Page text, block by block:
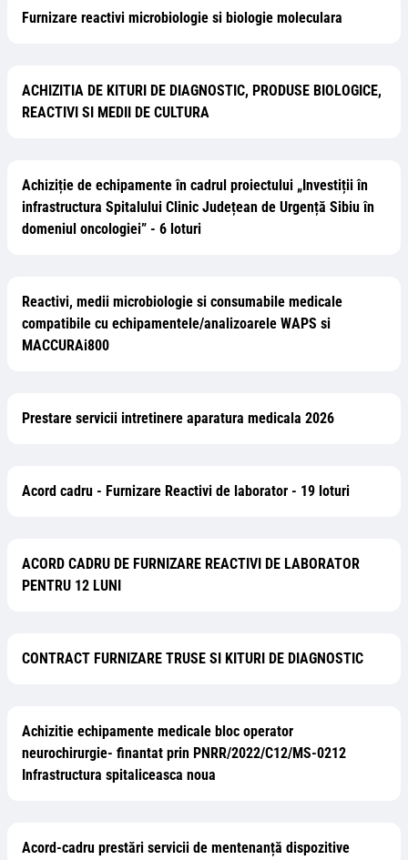
Furnizare reactivi microbiologie si biologie moleculara
ACHIZITIA DE KITURI DE DIAGNOSTIC, PRODUSE BIOLOGICE,
REACTIVI SI MEDII DE CULTURA
Achiziție de echipamente în cadrul proiectului „Investiții în
infrastructura Spitalului Clinic Județean de Urgență Sibiu în
domeniul oncologiei” - 6 loturi
Reactivi, medii microbiologie si consumabile medicale
compatibile cu echipamentele/analizoarele WAPS si
MACCURAi800
Prestare servicii intretinere aparatura medicala 2026
Acord cadru - Furnizare Reactivi de laborator - 19 loturi
ACORD CADRU DE FURNIZARE REACTIVI DE LABORATOR
PENTRU 12 LUNI
CONTRACT FURNIZARE TRUSE SI KITURI DE DIAGNOSTIC
Achizitie echipamente medicale bloc operator
neurochirurgie- finantat prin PNRR/2022/C12/MS-0212
Infrastructura spitaliceasca noua
Acord-cadru prestări servicii de mentenanță dispozitive